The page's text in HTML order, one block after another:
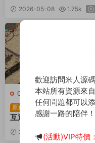
nux手工服務端+安卓蘋
端+GM後台+全套源碼+
頻架設教程
2026-05-08 1.75k
C-傳奇·C-傳奇·手遊服務
頁遊服務端
原創
白鹭引擎三網H5傳
互通【冰雪傳奇多區跨服
版】Linux手工服務端+GM
後台+視頻架設教程
2026-04-17 1.53k
歡迎訪問米人源碼
本站所有資源來
任何問題都可以
感謝一路的陪伴！
(活動)VIP特價